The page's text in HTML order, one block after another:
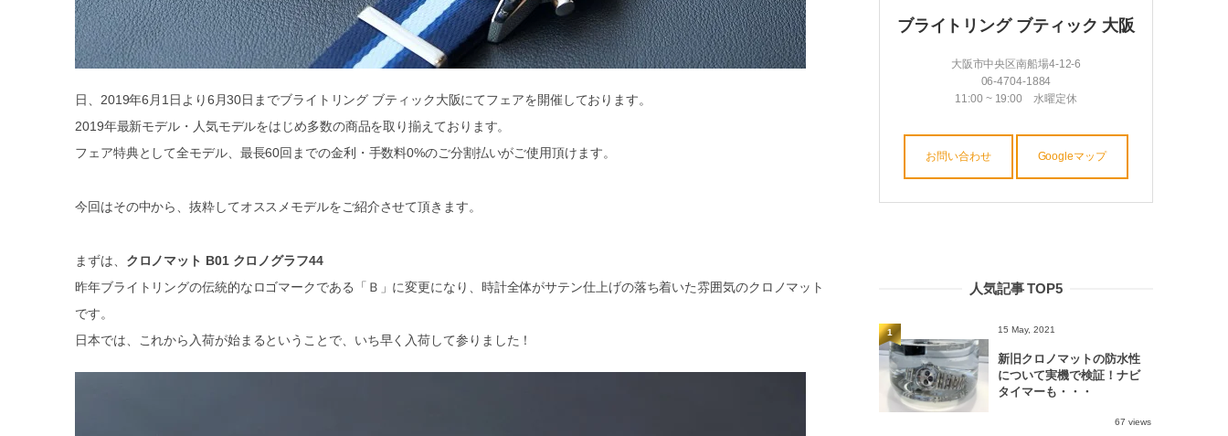
日、2019年6月1日より6月30日までブライトリング ブティック大阪にてフェアを開催しております。
2019年最新モデル・人気モデルをはじめ多数の商品を取り揃えております。
フェア特典として全モデル、最長60回までの金利・手数料0%のご分割払いがご使用頂けます。
今回はその中から、抜粋してオススメモデルをご紹介させて頂きます。
まずは、 クロノマット B01 クロノグラフ44
昨年ブライトリングの伝統的なロゴマークである「Ｂ」に変更になり、時計全体がサテン仕上げの落ち着いた雰囲気のクロノマット
です。
日本では、これから入荷が始まるということで、いち早く入荷して参りました！
ブライトリング ブティック 大阪
大阪市中央区南船場4-12-6
06-4704-1884
11:00 ~ 19:00 水曜定休
お問い合わせ Googleマップ
人気記事 TOP5
15 May, 2021
新旧クロノマットの防水性
について実機で検証！ナビ
タイマーも・・・
67 views
1